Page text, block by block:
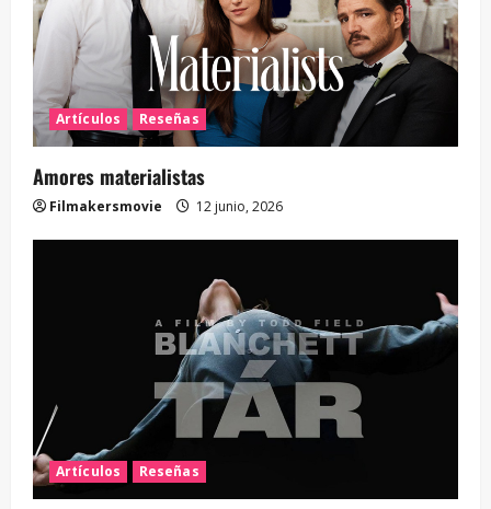
Artículos Reseñas
Amores materialistas
Filmakersmovie 12 junio, 2026
Artículos Reseñas